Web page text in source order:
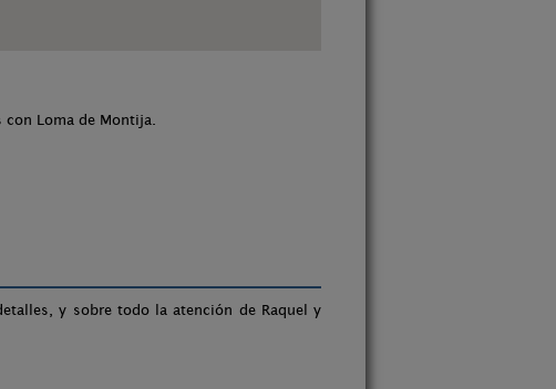
con Loma de Montija.
y sobre todo la atención de Raquel y